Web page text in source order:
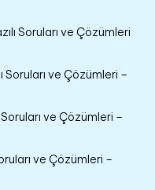
Soruları ve Çözümleri
Soruları ve Çözümleri –
Soruları ve Çözümleri –
ve Çözümleri –